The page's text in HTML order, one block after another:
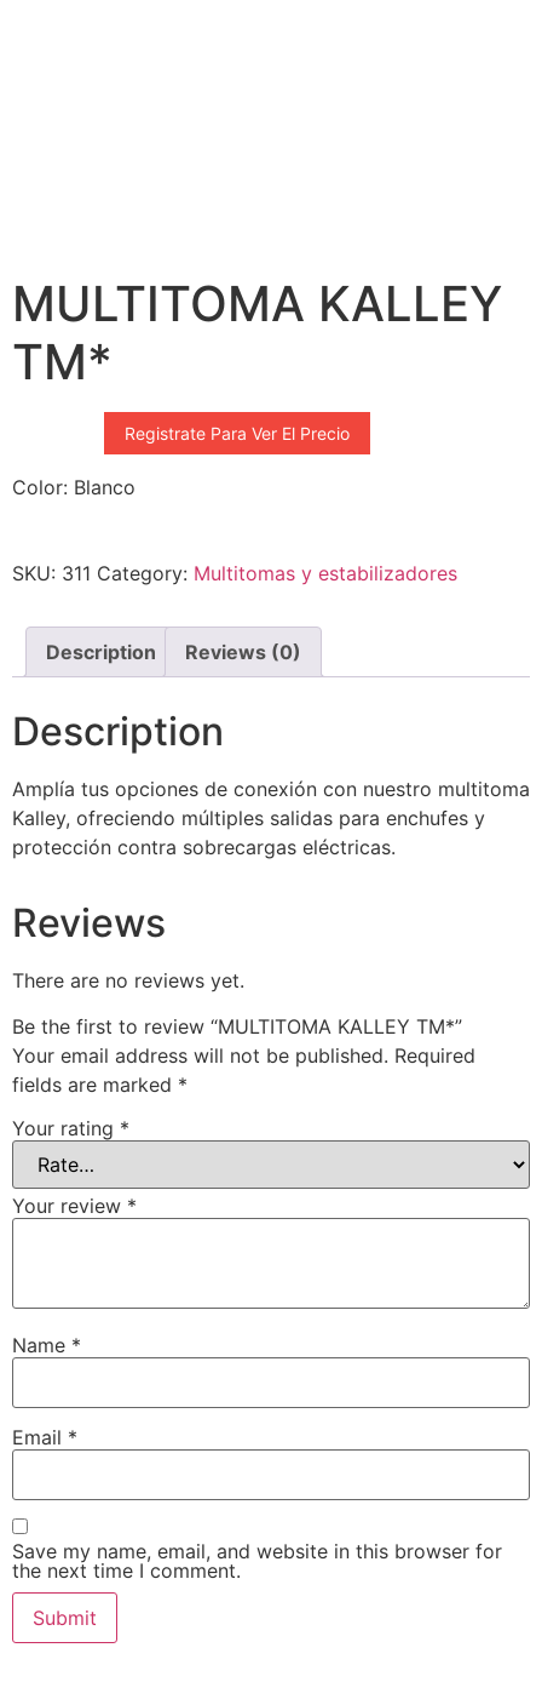
MULTITOMA KALLEY
TM*
Registrate Para Ver El Precio
Color: Blanco
SKU: 311 Category: Multitomas y estabilizadores
Description Reviews (0)
Description
Amplía tus opciones de conexión con nuestro multitoma
Kalley, ofreciendo múltiples salidas para enchufes y
protección contra sobrecargas eléctricas.
Reviews
There are no reviews yet.
Be the first to review “MULTITOMA KALLEY TM*”
Your email address will not be published. Required
fields are marked *
Your rating *
Your review *
Name *
Email *
Save my name, email, and website in this browser for
the next time I comment.